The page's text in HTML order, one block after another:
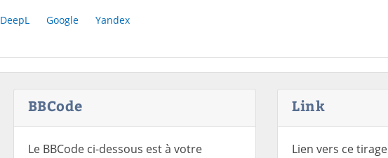
DeepL Google Yandex
BBCode
Le BBCode ci-dessous est à votre
Link
Lien vers ce tirage